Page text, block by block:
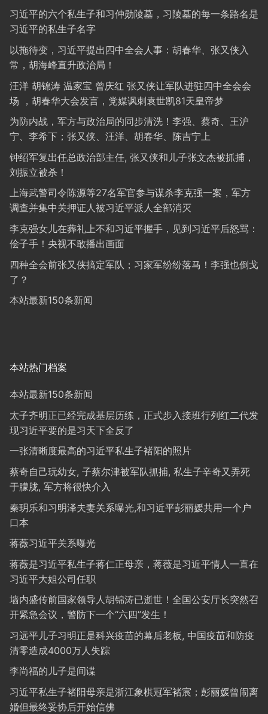
习近平的六个私生子和习仲勋陵墓，习陵墓的每一条路名是
习近平的私生子名字
以拖待变，习近平提出四中全会人事：胡春华、张又侠入
常，胡海峰直升政治局！
汪洋 胡锦涛 温家宝 曾庆红 张又侠让军队进驻四中全会会
场 ，胡春华大会发言，党媒讽刺袁世凯81天皇帝梦
为防内战，军方与政治局的同步清洗！李强、蔡奇、王沪
宁、李希下；张又侠、汪洋、胡春华、陈吉宁上
钟绍军复出任总政治部主任, 张又侠和儿子张文杰被抓捕，
刘振立被杀！
上海武警司令陈源等27名军官参与谋杀李克强一案，军方
调查并集中关押证人被习近平派人全部消灭
李克强女儿在葬礼上不和习近平握手，见到习近平后怒骂：
侩子手！央视不敢播出画面
四种全会前张又侠搞定军队；习家军纷纷落马！李强也倒戈
了？
本站最新150条新闻
本站热门档案
本站最新150条新闻
太子齐明正已经完成基层历练，正式步入接班行列红二代发
现习近平要的是习天下全反了
一张清晰度最高的习近平私生子褚阳的照片
蔡奇自己玩幼女, 子蔡尔津被军队抓捕, 私生子辛奇又弄死
于朦胧, 军方将很快介入
秦玥乐和习明泽夫妻关系曝光,和习近平彭丽媛共用一个户
口本
蒋薇习近平关系曝光
蒋薇是习近平私生子蒋仁正母亲，蒋薇是习近平情人一直在
习近平大姐公司任职
墙内盛传前国家领导人胡锦涛已逝世！全国公安厅长突然召
开紧急会议，警防下一个“六四”发生！
习远平儿子习明正是科兴疫苗的幕后老板, 中国疫苗和防疫
清零造成4000万人失踪
李尚福的儿子是间谍
习近平私生子褚阳母亲是浙江象棋冠军褚宸；彭丽媛曾闹离
婚但最终妥协后开始信佛